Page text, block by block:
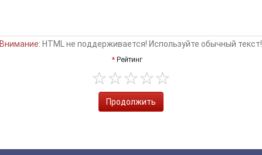
Внимание: HTML не поддерживается! Используйте обычный текст!
Рейтинг
Продолжить